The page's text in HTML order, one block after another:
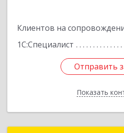
Клиентов на
1С:Специалист
Отправить
Показать
Отправить
Назад